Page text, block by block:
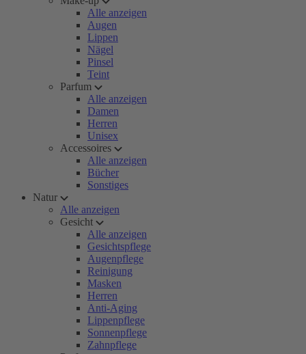
Alle anzeigen
Augen
Lippen
Nägel
Pinsel
Teint
Parfum
Alle anzeigen
Damen
Herren
Unisex
Accessoires
Alle anzeigen
Bücher
Sonstiges
Natur
Alle anzeigen
Gesicht
Alle anzeigen
Gesichtspflege
Augenpflege
Reinigung
Masken
Herren
Anti-Aging
Lippenpflege
Sonnenpflege
Zahnpflege